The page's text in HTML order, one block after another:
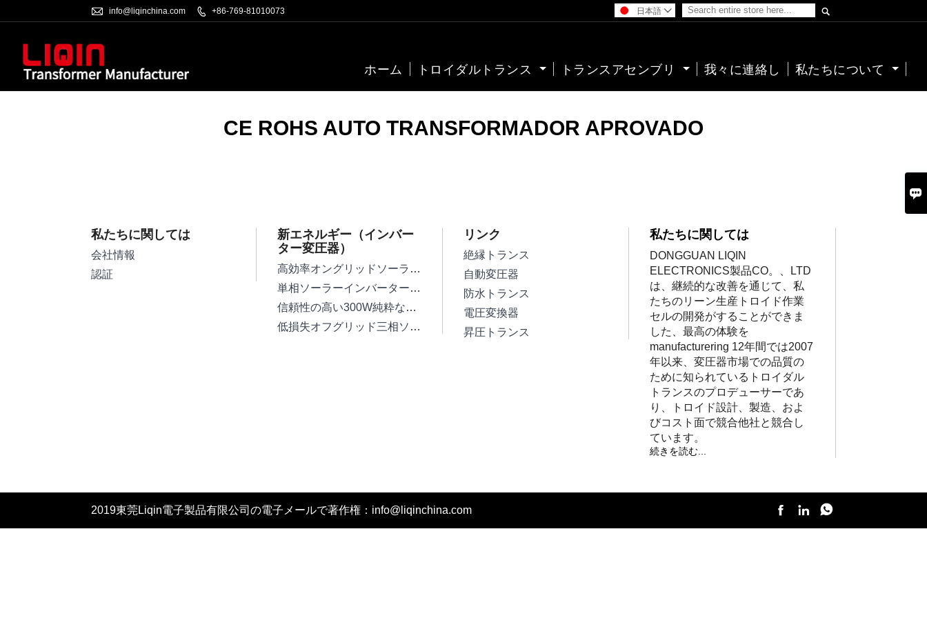

 info@liqinchina.com  +86-769-81010073 
日本語 
ホーム トロイダルトランス トランスアセンブリ 我々に連絡し 私たちについて
CE ROHS AUTO TRANSFORMADOR APROVADO
私たちに関しては
会社情報
認証
新エネルギー（インバー
ター変圧器）
高効率オングリッドソーラーインバーター変圧器
単相ソーラーインバーター変圧器
信頼性の高い300W純粋な正弦波インバータートランス
低損失オフグリッド三相ソーラーインバータートランス
リンク
絶縁トランス
自動変圧器
防水トランス
電圧変換器
昇圧トランス
私たちに関しては
DONGGUAN LIQIN
ELECTRONICS製品CO。、LTD
は、継続的な改善を通じて、私
たちのリーン生産トロイド作業
セルの開発がすることができま
した、最高の体験を
manufacturering 12年間では2007
年以来、変圧器市場での品質の
ために知られているトロイダル
トランスのプロデューサーであ
り、トロイド設計、製造、およ
びコスト面で競合他社と競合し
ています。
続きを読む...
  
2019東莞Liqin電子製品有限公司の電子メールで著作権：info@liqinchina.com